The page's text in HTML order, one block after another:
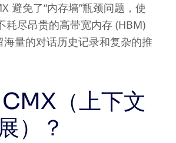
避免了“内存墙”瓶颈问题，使
耗尽昂贵的高带宽内存 (HBM)
海量的对话历史记录和复杂的推
（上下文
）？